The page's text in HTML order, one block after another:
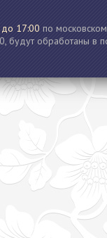
17:00 по
будут обработаны в